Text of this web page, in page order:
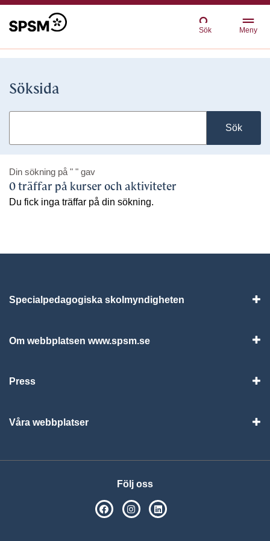
Sök Meny
Söksida
Sök
Din sökning på " " gav
0 träffar på kurser och aktiviteter
Du fick inga träffar på din sökning.
Specialpedagogiska skolmyndigheten
Om webbplatsen www.spsm.se
Press
Våra webbplatser
Följ oss
SPSM på Facebook
SPSM på Instagram